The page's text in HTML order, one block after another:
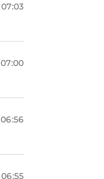
07:03
07:00
06:56
06:55